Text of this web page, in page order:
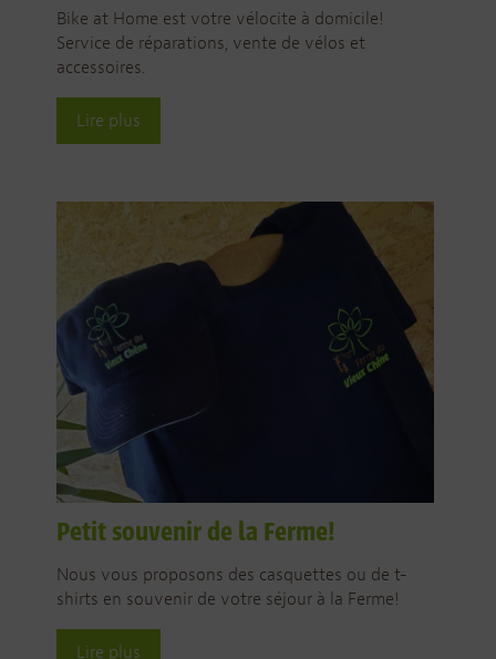
Bike at Home est votre vélocite à domicile!
Service de réparations, vente de vélos et
accessoires.
Lire plus
Petit souvenir de la Ferme!
Nous vous proposons des casquettes ou de t-
shirts en souvenir de votre séjour à la Ferme!
Lire plus